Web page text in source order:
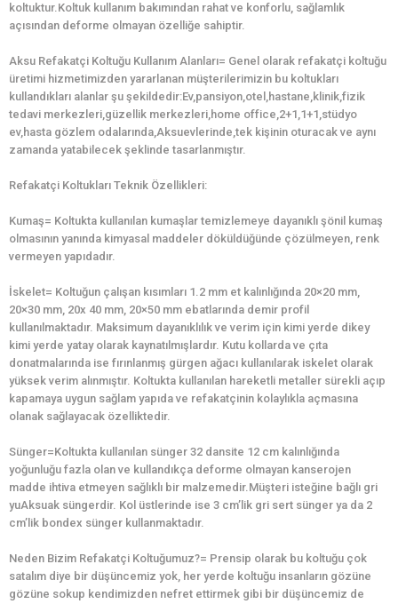
koltuktur.Koltuk kullanım bakımından rahat ve konforlu, sağlamlık
açısından deforme olmayan özelliğe sahiptir.
Aksu Refakatçi Koltuğu Kullanım Alanları= Genel olarak refakatçi koltuğu
üretimi hizmetimizden yararlanan müşterilerimizin bu koltukları
kullandıkları alanlar şu şekildedir:Ev,pansiyon,otel,hastane,klinik,fizik
tedavi merkezleri,güzellik merkezleri,home office,2+1,1+1,stüdyo
ev,hasta gözlem odalarında,Aksuevlerinde,tek kişinin oturacak ve aynı
zamanda yatabilecek şeklinde tasarlanmıştır.
Refakatçi Koltukları Teknik Özellikleri:
Kumaş= Koltukta kullanılan kumaşlar temizlemeye dayanıklı şönil kumaş
olmasının yanında kimyasal maddeler döküldüğünde çözülmeyen, renk
vermeyen yapıdadır.
İskelet= Koltuğun çalışan kısımları 1.2 mm et kalınlığında 20×20 mm,
20×30 mm, 20x 40 mm, 20×50 mm ebatlarında demir profil
kullanılmaktadır. Maksimum dayanıklılık ve verim için kimi yerde dikey
kimi yerde yatay olarak kaynatılmışlardır. Kutu kollarda ve çıta
donatmalarında ise fırınlanmış gürgen ağacı kullanılarak iskelet olarak
yüksek verim alınmıştır. Koltukta kullanılan hareketli metaller sürekli açıp
kapamaya uygun sağlam yapıda ve refakatçinin kolaylıkla açmasına
olanak sağlayacak özelliktedir.
Sünger=Koltukta kullanılan sünger 32 dansite 12 cm kalınlığında
yoğunluğu fazla olan ve kullandıkça deforme olmayan kanserojen
madde ihtiva etmeyen sağlıklı bir malzemedir.Müşteri isteğine bağlı gri
yuAksuak süngerdir. Kol üstlerinde ise 3 cm’lik gri sert sünger ya da 2
cm’lik bondex sünger kullanmaktadır.
Neden Bizim Refakatçi Koltuğumuz?= Prensip olarak bu koltuğu çok
satalım diye bir düşüncemiz yok, her yerde koltuğu insanların gözüne
gözüne sokup kendimizden nefret ettirmek gibi bir düşüncemiz de